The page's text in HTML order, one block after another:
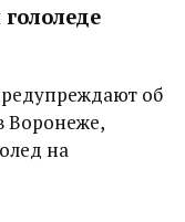
об
Воронеже,
на